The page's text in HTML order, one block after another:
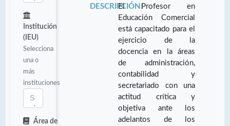
Institución
(IEU)
Selecciona
una o
más
instituciones
Área de
DESCRIPCIÓN:El Profesor en
Educación Comercial
está capacitado para el
ejercicio de la
docencia en la áreas
de administración,
contabilidad y
secretariado con una
actitud crítica y
objetiva ante los
adelantos de los